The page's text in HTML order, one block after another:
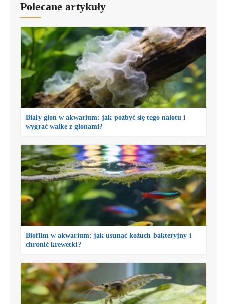
Polecane artykuły
Biały glon w akwarium: jak pozbyć się tego nalotu i
wygrać walkę z glonami?
Biofilm w akwarium: jak usunąć kożuch bakteryjny i
chronić krewetki?